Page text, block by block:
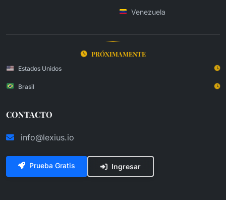
Venezuela
PRÓXIMAMENTE
Estados Unidos
Brasil
CONTACTO
info@lexius.io
Prueba Gratis Ingresar